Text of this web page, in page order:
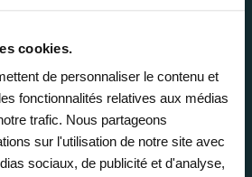
cookies.
de personnaliser le contenu et
fonctionnalités relatives aux médias
trafic. Nous partageons
sur l'utilisation de notre site avec
sociaux, de publicité et d'analyse,
un
engagement, une
pour faire le point sur